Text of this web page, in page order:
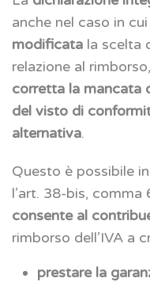
anche nel caso in cui
modificata la scelta
relazione al
corretta la mancata
del visto di
alternativa.
Questo è possibile
l’art. 38-bis,
consente al
rimborso dell’IVA a
prestare la